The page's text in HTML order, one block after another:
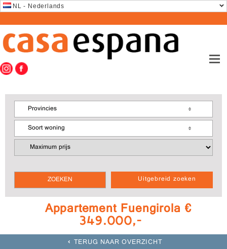
NL - Nederlands
Uitgebreid zoeken
Provincies
Soort woning
Appartement Fuengirola €
349.000,-
TERUG NAAR OVERZICHT